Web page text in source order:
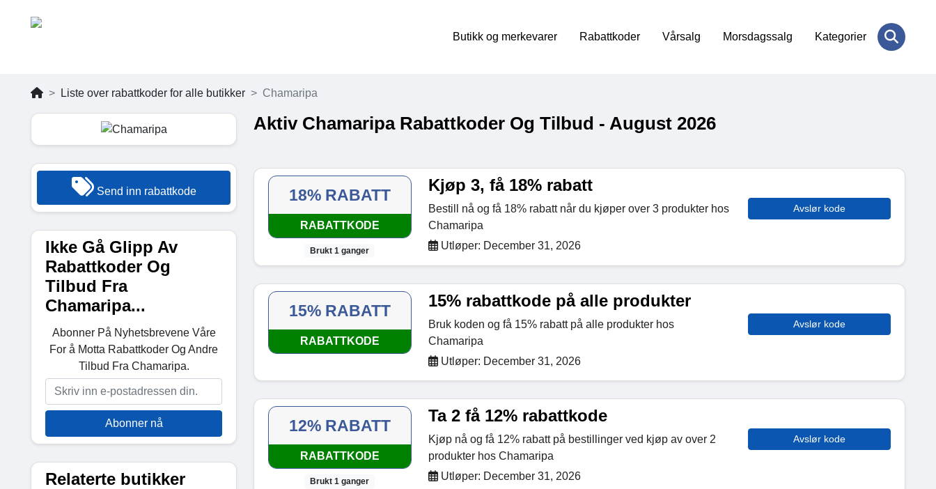
Butikk og merkevarer Rabattkoder Vårsalg Morsdagssalg Kategorier
Liste over rabattkoder for alle butikker Chamaripa
Send inn rabattkode
Ikke Gå Glipp Av
Rabattkoder Og
Tilbud Fra
Chamaripa...
Abonner På Nyhetsbrevene Våre
For å Motta Rabattkoder Og Andre
Tilbud Fra Chamaripa.
Abonner nå
Relaterte butikker
Aktiv Chamaripa Rabattkoder Og Tilbud - August 2026
18% RABATT
RABATTKODE
Brukt 1 ganger
Kjøp 3, få 18% rabatt
Bestill nå og få 18% rabatt når du kjøper over 3 produkter hos
Chamaripa
Utløper: December 31, 2026
Avslør kode
15% RABATT
RABATTKODE
15% rabattkode på alle produkter
Bruk koden og få 15% rabatt på alle produkter hos
Chamaripa
Utløper: December 31, 2026
Avslør kode
12% RABATT
RABATTKODE
Brukt 1 ganger
Ta 2 få 12% rabattkode
Kjøp nå og få 12% rabatt på bestillinger ved kjøp av over 2
produkter hos Chamaripa
Utløper: December 31, 2026
Avslør kode